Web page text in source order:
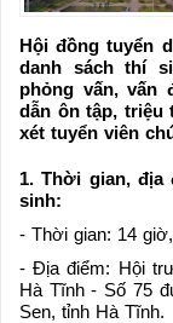
Hội đồng tuyển
danh sách thí
phỏng vấn, vấn
dẫn ôn tập, triệu
xét tuyển viên
1. Thời gian,
sinh:
- Thời gian: 14
- Địa điểm: Hội
Hà Tĩnh - Số 75
Sen, tỉnh Hà Tĩnh.